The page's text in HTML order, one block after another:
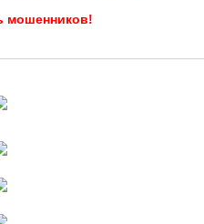
мошенников!